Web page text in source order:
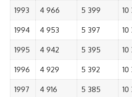
1993 4 966 5 399 10
1994 4 953 5 397 10
1995 4 942 5 395 10
1996 4 929 5 392 10
1997 4 916 5 385 10